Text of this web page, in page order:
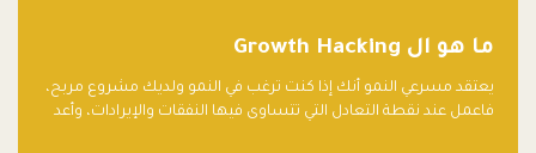
ما هو ال Growth Hacking
يعتقد مسرعي النمو أنك إذا كنت ترغب في النمو ولديك مشروع مربح،
فاعمل عند نقطة التعادل التي تتساوى فيها النفقات والإيرادات، وأعد